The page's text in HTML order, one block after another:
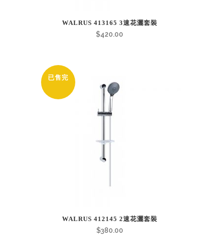
WALRUS 413165 3速花灑套裝
$420.00
已售完
WALRUS 412145 2速花灑套裝
$380.00